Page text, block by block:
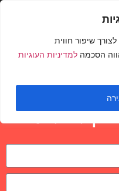
שיפור חווית
הסכמה למדיניות העוגיותיהלום
התאמה